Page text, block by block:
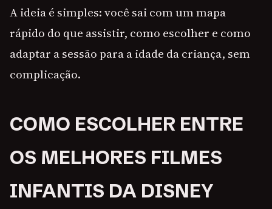
A ideia é simples: você sai com um mapa
rápido do que assistir, como escolher e como
adaptar a sessão para a idade da criança, sem
complicação.
COMO ESCOLHER ENTRE
OS MELHORES FILMES
INFANTIS DA DISNEY